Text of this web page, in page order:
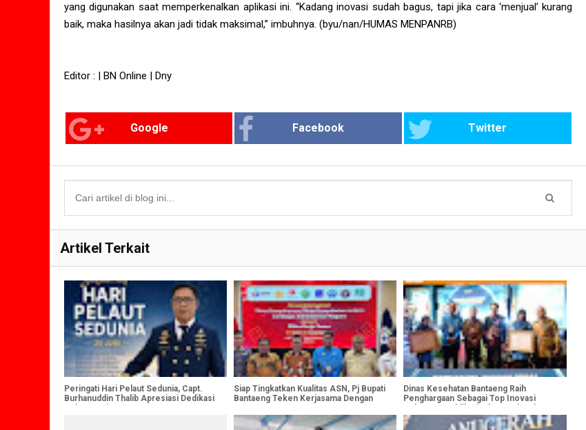
yang digunakan saat memperkenalkan aplikasi ini. “Kadang inovasi sudah bagus, tapi jika cara ‘menjual’ kurang
baik, maka hasilnya akan jadi tidak maksimal,” imbuhnya. (byu/nan/HUMAS MENPANRB)
Editor : | BN Online | Dny
Google Facebook Twitter
Artikel Terkait
Peringati Hari Pelaut Sedunia, Capt.
Burhanuddin Thalib Apresiasi Dedikasi
Siap Tingkatkan Kualitas ASN, Pj Bupati
Bantaeng Teken Kerjasama Dengan
Dinas Kesehatan Bantaeng Raih
Penghargaan Sebagai Top Inovasi